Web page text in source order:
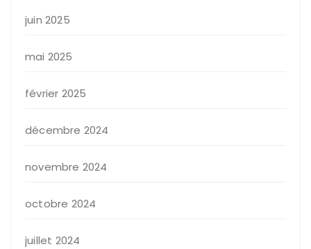
juin 2025
mai 2025
février 2025
décembre 2024
novembre 2024
octobre 2024
juillet 2024